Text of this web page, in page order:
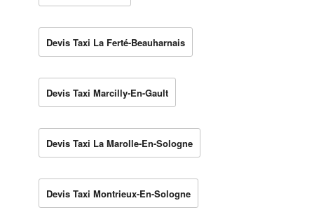
Devis Taxi La Ferté-Beauharnais
Devis Taxi Marcilly-En-Gault
Devis Taxi La Marolle-En-Sologne
Devis Taxi Montrieux-En-Sologne